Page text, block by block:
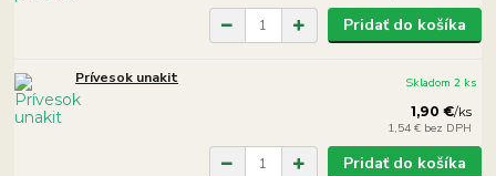
Pridať do košíka
Prívesok unakit
1,90 €/ks
1,54 € bez DPH
Skladom 2 ks
Pridať do košíka